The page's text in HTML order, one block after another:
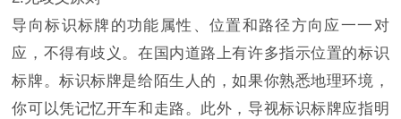
导向标识标牌的功能属性、位置和路径方向应一一对
应，不得有歧义。在国内道路上有许多指示位置的标识
标牌。标识标牌是给陌生人的，如果你熟悉地理环境，
你可以凭记忆开车和走路。此外，导视标识标牌应指明